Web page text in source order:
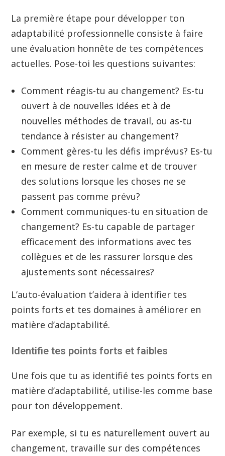
La première étape pour développer ton
adaptabilité professionnelle consiste à faire
une évaluation honnête de tes compétences
actuelles. Pose-toi les questions suivantes:
Comment réagis-tu au changement? Es-tu
ouvert à de nouvelles idées et à de
nouvelles méthodes de travail, ou as-tu
tendance à résister au changement?
Comment gères-tu les défis imprévus? Es-tu
en mesure de rester calme et de trouver
des solutions lorsque les choses ne se
passent pas comme prévu?
Comment communiques-tu en situation de
changement? Es-tu capable de partager
efficacement des informations avec tes
collègues et de les rassurer lorsque des
ajustements sont nécessaires?
L’auto-évaluation t’aidera à identifier tes
points forts et tes domaines à améliorer en
matière d’adaptabilité.
Identifie tes points forts et faibles
Une fois que tu as identifié tes points forts en
matière d’adaptabilité, utilise-les comme base
pour ton développement.
Par exemple, si tu es naturellement ouvert au
changement, travaille sur des compétences